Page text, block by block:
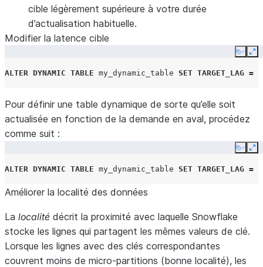
cible légèrement supérieure à votre durée
d’actualisation habituelle.
Modifier la latence cible
Copy
ALTER DYNAMIC TABLE my_dynamic_table SET TARGET_LAG =
Pour définir une table dynamique de sorte qu’elle soit
actualisée en fonction de la demande en aval, procédez
comme suit :
Copy
ALTER DYNAMIC TABLE my_dynamic_table SET TARGET_LAG =
Améliorer la localité des données
La localité décrit la proximité avec laquelle Snowflake
stocke les lignes qui partagent les mêmes valeurs de clé.
Lorsque les lignes avec des clés correspondantes
couvrent moins de micro-partitions (bonne localité), les